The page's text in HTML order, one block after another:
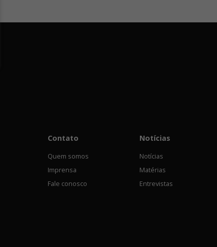
Contato
Quem somos
Imprensa
Fale conosco
Notícias
Notícias
Matérias
Entrevistas